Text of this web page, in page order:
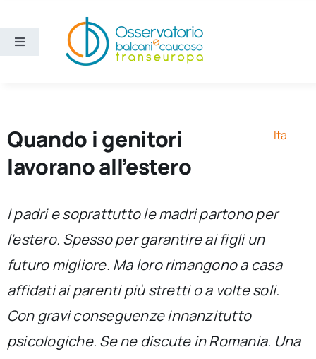
contenuto
Toggle
Ricerca e divulgazione
Sezioni
Chi siamo
per:
Quando i genitori
lavorano all’estero
Ita
I padri e soprattutto le madri partono per
l’estero. Spesso per garantire ai figli un
futuro migliore. Ma loro rimangono a casa
affidati ai parenti più stretti o a volte soli.
Con gravi conseguenze innanzitutto
psicologiche. Se ne discute in Romania. Una